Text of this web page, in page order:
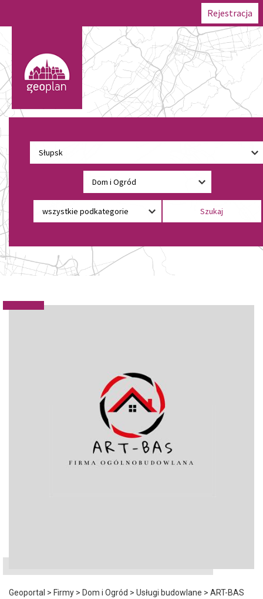
Rejestracja
Geoportal > Firmy > Dom i Ogród > Usługi budowlane > ART-BAS